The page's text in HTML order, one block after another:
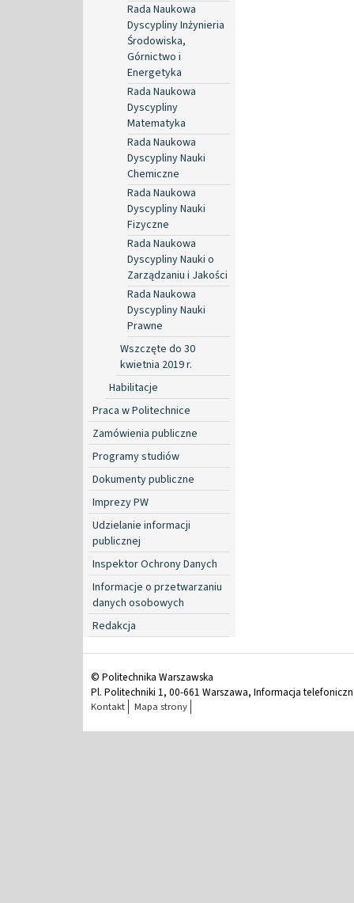
Rada Naukowa
Dyscypliny Inżynieria
Środowiska,
Górnictwo i
Energetyka
Rada Naukowa
Dyscypliny
Matematyka
Rada Naukowa
Dyscypliny Nauki
Chemiczne
Rada Naukowa
Dyscypliny Nauki
Fizyczne
Rada Naukowa
Dyscypliny Nauki o
Zarządzaniu i Jakości
Rada Naukowa
Dyscypliny Nauki
Prawne
Wszczęte do 30
kwietnia 2019 r.
Habilitacje
Praca w Politechnice
Zamówienia publiczne
Programy studiów
Dokumenty publiczne
Imprezy PW
Udzielanie informacji
publicznej
Inspektor Ochrony Danych
Informacje o przetwarzaniu
danych osobowych
Redakcja
© Politechnika Warszawska
Pl. Politechniki 1, 00-661 Warszawa, Informacja
Kontakt Mapa strony